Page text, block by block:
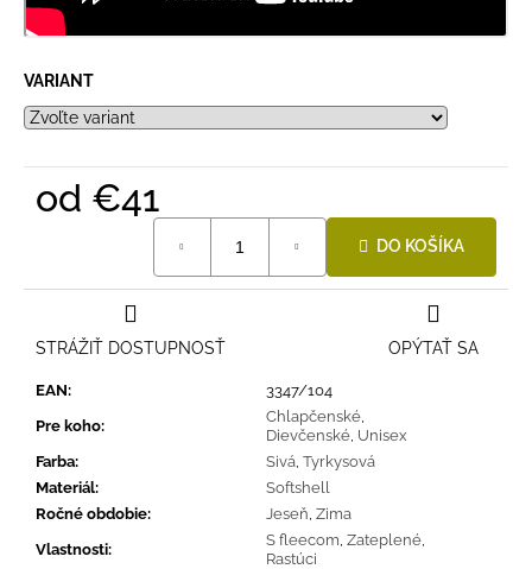
VARIANT
od €41
DO KOŠÍKA
EAN:
3347/104
Pre koho:
Chlapčenské
Dievčenské Unisex
Farba: Sivá Tyrkysová
Materiál:
Softshell
Ročné obdobie: Jeseň Zima
Vlastnosti:
S fleecom Zateplené
Rastúci
OPÝTAŤ SA
STRÁŽIŤ DOSTUPNOSŤ